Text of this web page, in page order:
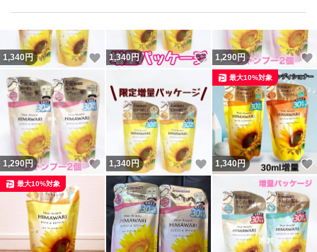
1,340円 いいね！
1,340円 いいね！
1,290円
1,290円 いいね！
1,340円 いいね！
1,340円
最大10%対象
最大10%対象